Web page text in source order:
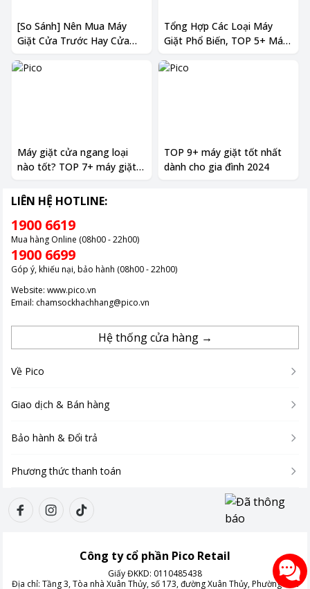
[So Sánh] Nên Mua Máy
Giặt Cửa Trước Hay Cửa
2024
Tổng Hợp Các Loại Máy
Giặt Phổ Biến, TOP 5+ Máy
Máy giặt cửa ngang loại
nào tốt? TOP 7+ máy giặt
TOP 9+ máy giặt tốt nhất
dành cho gia đình 2024
LIÊN HỆ HOTLINE:
1900 6619
Mua hàng Online (08h00 - 22h00)
1900 6699
Góp ý, khiếu nại, bảo hành (08h00 - 22h00)
Website: www.pico.vn
Email: chamsockhachhang@pico.vn
Hệ thống cửa hàng →
Về Pico
Giao dịch & Bán hàng
Bảo hành & Đổi trả
Phương thức thanh toán
Công ty cổ phần Pico Retail
Giấy ĐKKD: 0110485438
Địa chỉ: Tầng 3, Tòa nhà Xuân Thủy, số 173, đường Xuân Thủy, Phường Cầu